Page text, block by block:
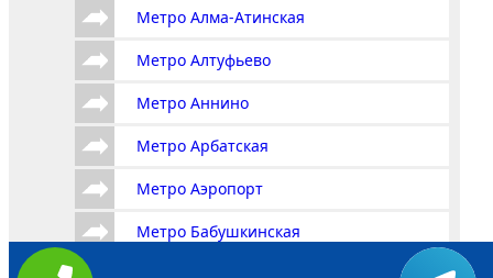
Метро Алма-Атинская
Метро Алтуфьево
Метро Аннино
Метро Арбатская
Метро Аэропорт
Метро Бабушкинская